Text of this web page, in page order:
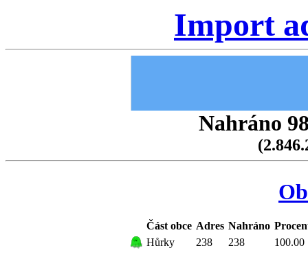
Import
Nahráno
Část obce Adres Nahráno
Hůrky
238 238 100.00